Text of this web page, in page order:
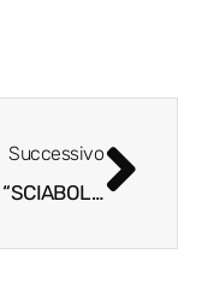
Successivo
ARRIVA “SCIABOLIAMO”: GLAMOUR, TASCABILE, PERSONALIZZABILE